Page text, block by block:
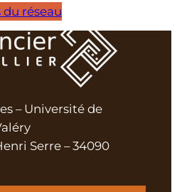
réseau
– Université de
Serre – 34090